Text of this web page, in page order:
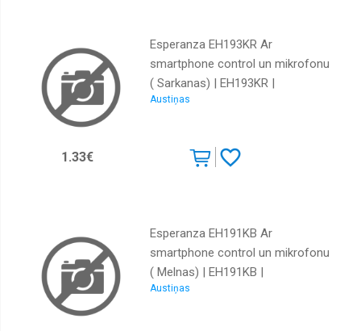
Esperanza EH193KR Ar
smartphone control un mikrofonu
( Sarkanas) | EH193KR |
5901299941751
Austiņas
1.33€
Esperanza EH191KB Ar
smartphone control un mikrofonu
( Melnas) | EH191KB |
5901299941690
Austiņas